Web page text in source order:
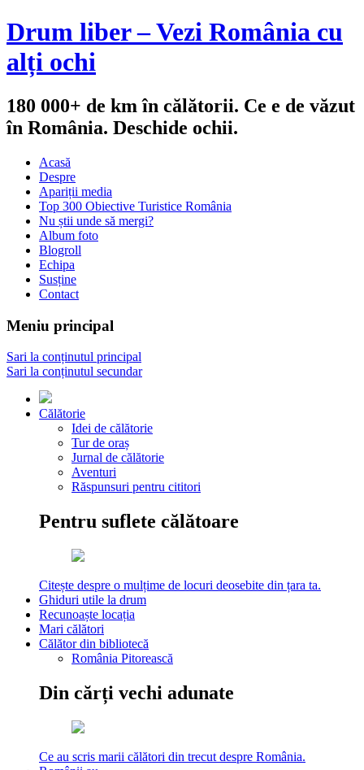
Drum liber – Vezi România cu
alți ochi
180 000+ de km în călătorii. Ce e de văzut
în România. Deschide ochii.
Acasă
Despre
Apariții media
Top 300 Obiective Turistice România
Nu știi unde să mergi?
Album foto
Blogroll
Echipa
Susține
Contact
Meniu principal
Sari la conținutul principal
Sari la conținutul secundar
Călătorie
Idei de călătorie
Tur de oraș
Jurnal de călătorie
Aventuri
Răspunsuri pentru cititori
Pentru suflete călătoare
Citește despre o mulțime de locuri deosebite din țara ta.
Ghiduri utile la drum
Recunoaște locația
Mari călători
Călător din bibliotecă
România Pitorească
Din cărți vechi adunate
Ce au scris marii călători din trecut despre România.